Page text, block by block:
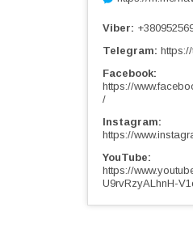
Viber
Telegram
Facebook
https://
/
Instagram
https://
YouTube
https://
U9rvRzyALhnH-